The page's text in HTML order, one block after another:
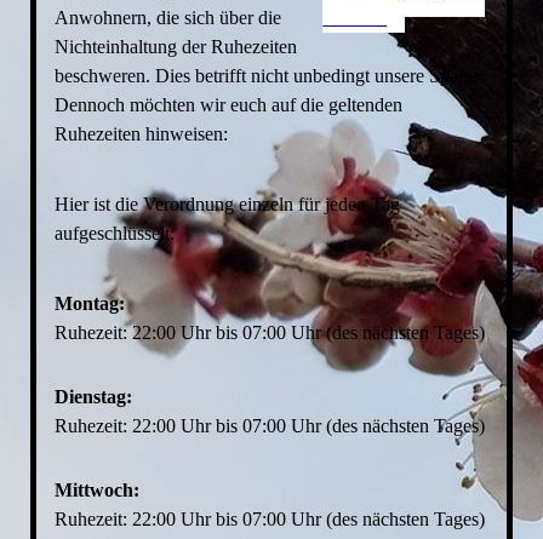
Anwohnern, die sich über die
Nichteinhaltung der Ruhezeiten
beschweren. Dies betrifft nicht unbedingt unsere Sparte.
Dennoch möchten wir euch auf die geltenden
Ruhezeiten hinweisen:
Hier ist die Verordnung einzeln für jeden Tag
aufgeschlüsselt:
Montag:
Ruhezeit: 22:00 Uhr bis 07:00 Uhr (des nächsten Tages)
Dienstag:
Ruhezeit: 22:00 Uhr bis 07:00 Uhr (des nächsten Tages)
Mittwoch:
Ruhezeit: 22:00 Uhr bis 07:00 Uhr (des nächsten Tages)